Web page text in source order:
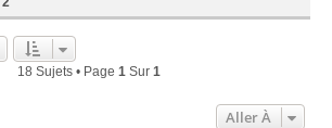
18 Sujets • Page 1 Sur 1
Aller À